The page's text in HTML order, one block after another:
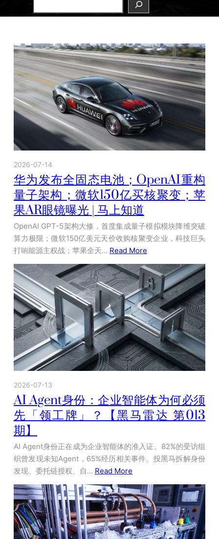
2026-07-14
华为发布全固态电池；OpenAI重构
量子架构；微软150亿买核聚变；苹
果AR眼镜曝光 | 马上知道
OpenAI GPT-5架构大修，首度集成量子模拟模块降维突破
算力极限；微软150亿美元天价收购核聚变企业，科技巨头
打响能源主权战；苹果全天… Read More
2026-07-13
AI Agent身份：企业智能体为何必须
先「领工牌」？【黑马雷达 第013
期】
AI Agent身份正在成为企业智能体的准入证。82%的受访组
织曾发现未知Agent，65%经历相关事件。投黑马拆解身份
发现、委托链授权、自… Read More